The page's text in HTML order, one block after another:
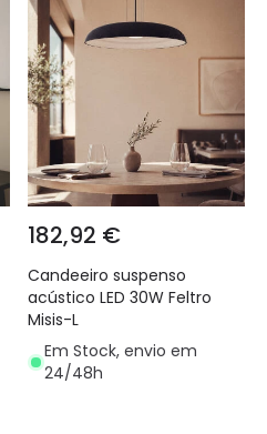
182,92 €
Candeeiro suspenso
acústico LED 30W Feltro
Misis-L
Em Stock, envio em
24/48h